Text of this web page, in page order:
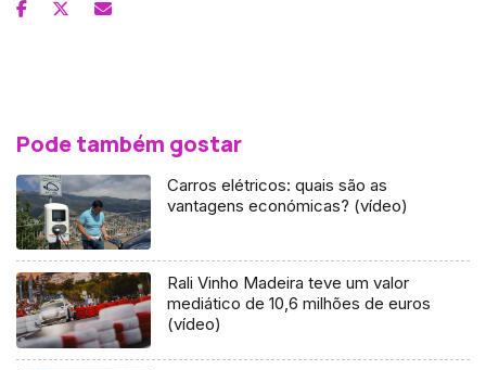
Pode também gostar
Carros elétricos: quais são as
vantagens económicas? (vídeo)
Rali Vinho Madeira teve um valor
mediático de 10,6 milhões de euros
(vídeo)